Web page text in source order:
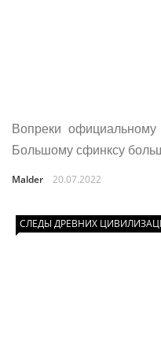
Вопреки
Большому сфинксу
Malder 20.07.2022
СЛЕДЫ ДРЕВНИХ